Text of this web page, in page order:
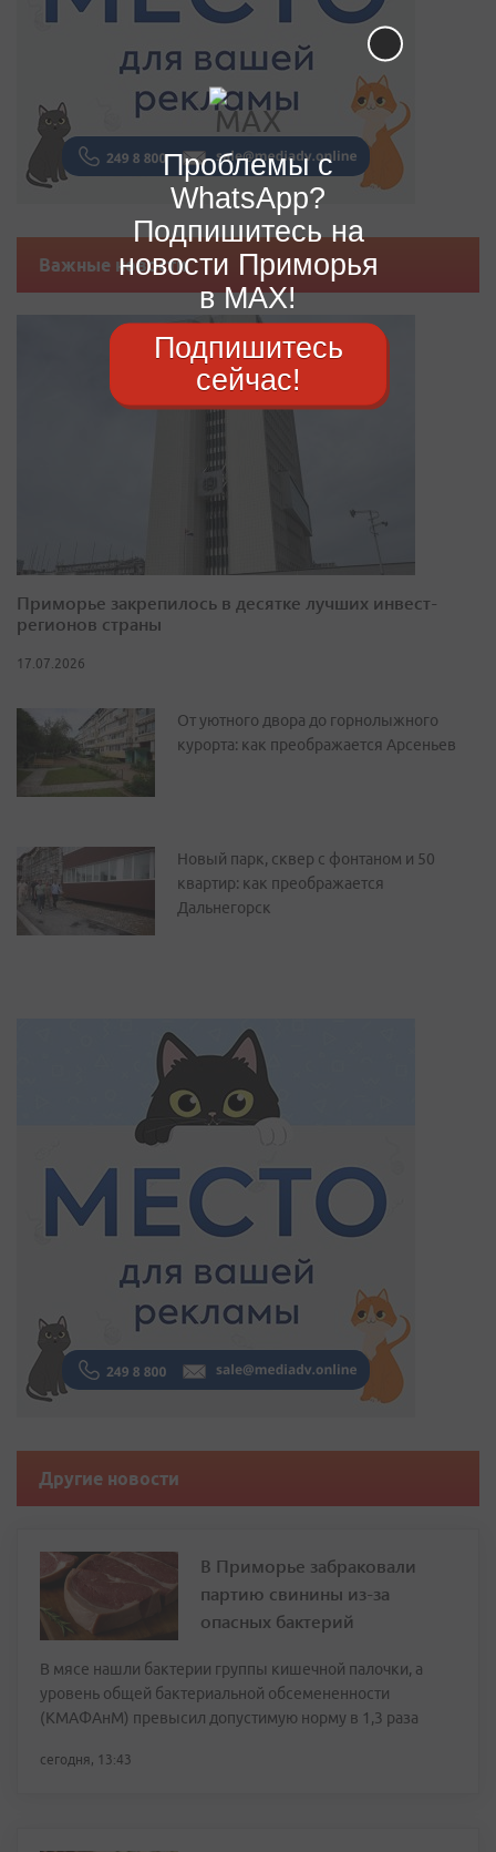
Важные новости
Приморье закрепилось в десятке лучших инвест-
регионов страны
17.07.2026
От уютного двора до горнолыжного
курорта: как преображается Арсеньев
Новый парк, сквер с фонтаном и 50
квартир: как преображается
Дальнегорск
Другие новости
В Приморье забраковали
партию свинины из-за
опасных бактерий
В мясе нашли бактерии группы кишечной палочки, а
уровень общей бактериальной обсемененности
(КМАФАнМ) превысил допустимую норму в 1,3 раза
сегодня, 13:43
Проблемы с
WhatsApp?
Подпишитесь на
новости Приморья
в MAX!
Подпишитесь
сейчас!